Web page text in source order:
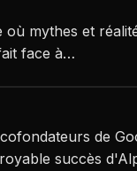
où mythes et
face à…
de
succès